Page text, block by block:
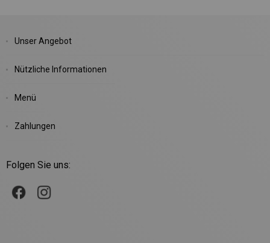
Unser Angebot
Nützliche Informationen
Menü
Zahlungen
Folgen Sie uns: